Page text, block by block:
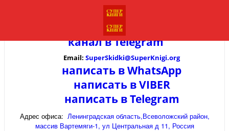
канал вTelegram
Email: SuperSkidki@SuperKnigi.org
написать в WhatsApp
написать в VIBER
написать в Telegram
Адрес офиса: Ленинградская область,Всеволожский район,
массив Вартемяги-1, ул Центральная д 11, Россия